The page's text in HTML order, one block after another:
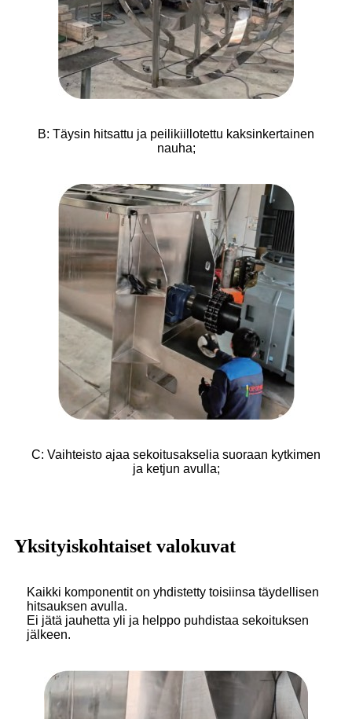
B: Täysin hitsattu ja peilikiillotettu kaksinkertainen
nauha;
C: Vaihteisto ajaa sekoitusakselia suoraan kytkimen
ja ketjun avulla;
Yksityiskohtaiset valokuvat
Kaikki komponentit on yhdistetty toisiinsa täydellisen
hitsauksen avulla.
Ei jätä jauhetta yli ja helppo puhdistaa sekoituksen
jälkeen.